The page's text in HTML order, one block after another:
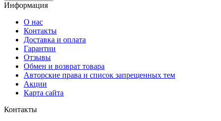
Информация
О нас
Контакты
Доставка и оплата
Гарантии
Отзывы
Обмен и возврат товара
Авторские права и список запрещенных тем
Акции
Карта сайта
Контакты